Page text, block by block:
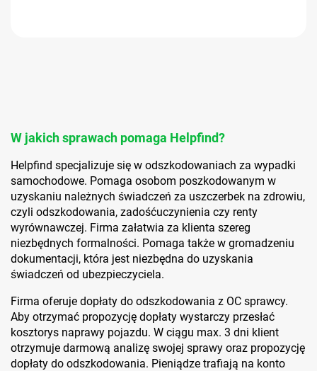
W jakich sprawach pomaga Helpfind?
Helpfind specjalizuje się w odszkodowaniach za wypadki
samochodowe. Pomaga osobom poszkodowanym w
uzyskaniu należnych świadczeń za uszczerbek na zdrowiu,
czyli odszkodowania, zadośćuczynienia czy renty
wyrównawczej. Firma załatwia za klienta szereg
niezbędnych formalności. Pomaga także w gromadzeniu
dokumentacji, która jest niezbędna do uzyskania
świadczeń od ubezpieczyciela.
Firma oferuje dopłaty do odszkodowania z OC sprawcy.
Aby otrzymać propozycję dopłaty wystarczy przesłać
kosztorys naprawy pojazdu. W ciągu max. 3 dni klient
otrzymuje darmową analizę swojej sprawy oraz propozycję
dopłaty do odszkodowania. Pieniądze trafiają na konto